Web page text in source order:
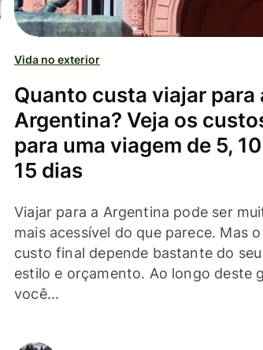
Vida no exterior
Quanto custa viajar para
Argentina? Veja os
para uma viagem de 5,
15 dias
Viajar para a Argentina pode ser
mais acessível do que parece. Mas o
custo final depende bastante do seu
estilo e orçamento. Ao longo deste
você...